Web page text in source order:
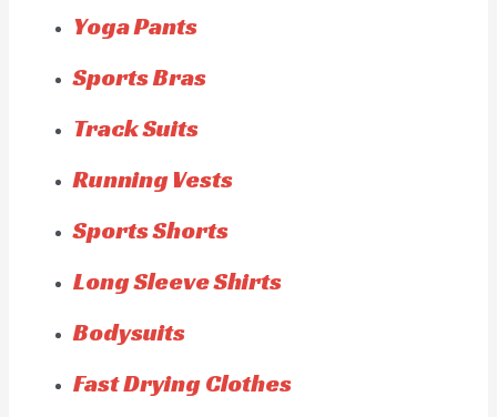
Yoga Pants
Sports Bras
Track Suits
Running Vests
Sports Shorts
Long Sleeve Shirts
Bodysuits
Fast Drying Clothes